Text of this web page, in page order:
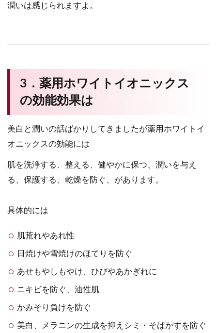
潤いは感じられますよ。
3．薬用ホワイトイオニックス
の効能効果は
美白と潤いの話ばかりしてきましたが薬用ホワイトイ
オニックスの効能には
肌を洗浄する、整える、健やかに保つ、潤いを与え
る、保護する、乾燥を防ぐ、があります。
具体的には
肌荒れやあれ性
日焼けや雪焼けのほてりを防ぐ
あせもやしもやけ、ひびやあかぎれに
ニキビを防ぐ、油性肌
かみそり負けを防ぐ
美白、メラニンの生成を抑えシミ・そばかすを防ぐ